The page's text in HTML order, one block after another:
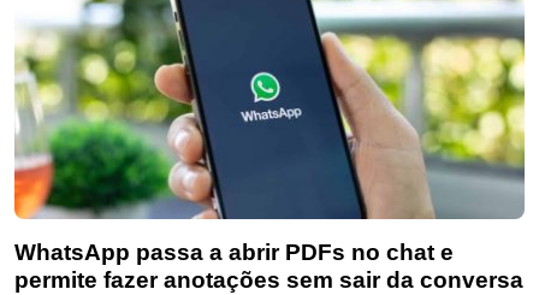
WhatsApp passa a abrir PDFs no chat e
permite fazer anotações sem sair da conversa